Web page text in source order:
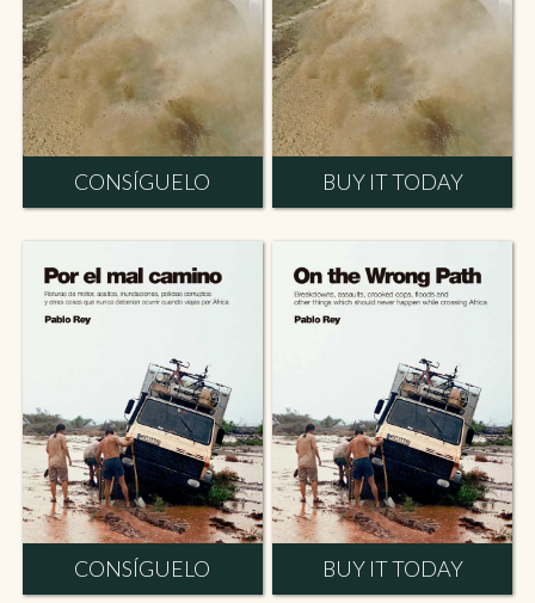
CONSÍGUELO BUY IT TODAY
CONSÍGUELO BUY IT TODAY